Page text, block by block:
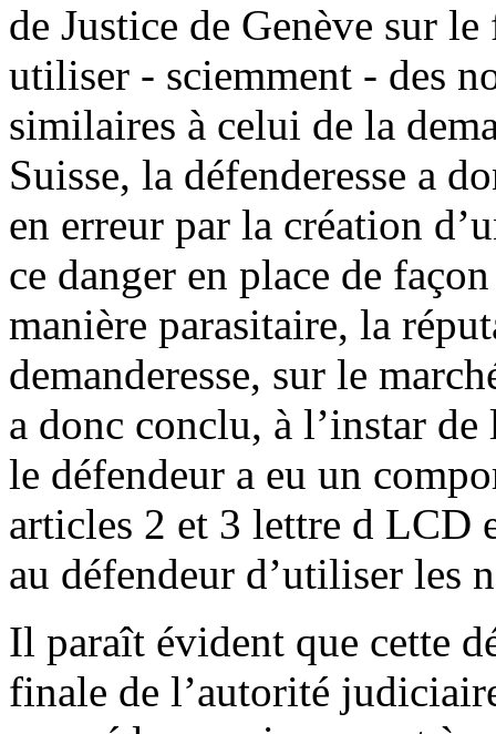
de Justice de Genève sur
utiliser - sciemment - des
similaires à celui de la
Suisse, la défenderesse a
en erreur par la création
ce danger en place de
manière parasitaire, la
demanderesse, sur le
a donc conclu, à l’instar
le défendeur a eu un
articles 2 et 3 lettre d LCD
au défendeur d’utiliser les
Il paraît évident que cette
finale de l’autorité